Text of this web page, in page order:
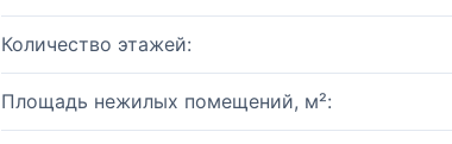
Количество этажей:
Площадь нежилых помещений, м²: